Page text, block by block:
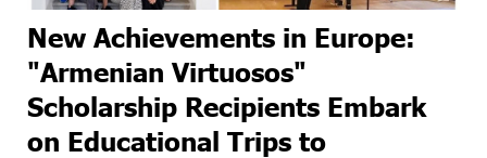
New Achievements in Europe:
"Armenian Virtuosos"
Scholarship Recipients Embark
on Educational Trips to